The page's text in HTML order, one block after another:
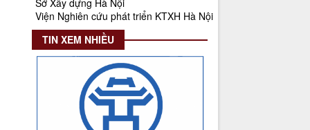
Số 27/UBND-ĐT
Triển khai thực hiện Nghị quyết số
34/2024/NQ-HĐND ngày
19/11/2024 của Hội đồng nhân dân
Thành phố.
Thời gian đăng: 08/01/2025
lượt xem: 948 | lượt tải:404
Viện Nghiên cứu phát triển KTXH Hà Nội
TIN XEM NHIỀU